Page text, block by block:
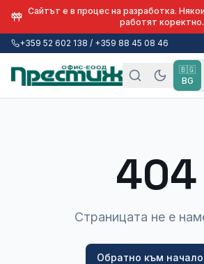
Сайтът е в процес на разработка.
работят коректно.
+359 52 602 138 / +359 88 45 08 46
🇧🇬
BG
404
Страницата не е
Обратно към